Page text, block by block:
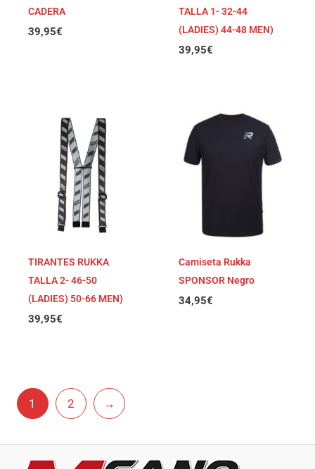
CADERA
39,95€
TALLA 1- 32-44
(LADIES) 44-48 MEN)
39,95€
TIRANTES RUKKA
TALLA 2- 46-50
(LADIES) 50-66 MEN)
39,95€
Camiseta Rukka
SPONSOR Negro
34,95€
1 2 →